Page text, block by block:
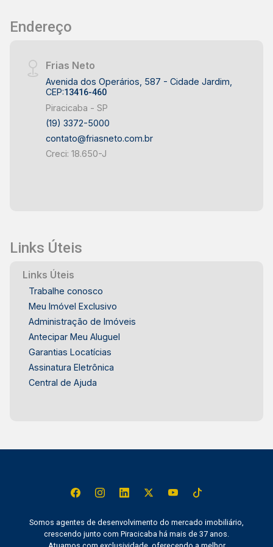
Investidores e construtores - Excelente
medidas estratégicas e uso misto, oferecendo
flexibilidade para diversos tipos de projetos e
grande potencial de valorização. Entre em
Endereço
Frias Neto
Avenida dos Operários, 587 - Cidade Jardim,
CEP:13416-460
Piracicaba - SP
(19) 3372-5000
contato@friasneto.com.br
Creci: 18.650-J
Links Úteis
Links Úteis
Trabalhe conosco
Meu Imóvel Exclusivo
Administração de Imóveis
Antecipar Meu Aluguel
Garantias Locatícias
Assinatura Eletrônica
Central de Ajuda
Somos agentes de desenvolvimento do mercado imobiliário,
crescendo junto com Piracicaba há mais de 37 anos.